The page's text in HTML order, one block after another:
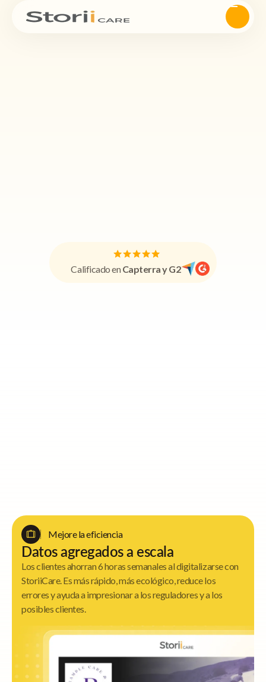
Calificado en Capterra y G2
Mejore la eficiencia
Datos agregados a escala
Los clientes ahorran 6 horas semanales al digitalizarse con
StoriiCare. Es más rápido, más ecológico, reduce los
errores y ayuda a impresionar a los reguladores y a los
posibles clientes.